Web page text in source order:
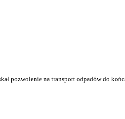
pozwolenie na transport odpadów do